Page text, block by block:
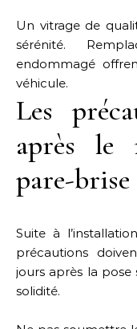
Un vitrage de
sérénité.
endommagé
véhicule.
Les
après le
pare-brise
Suite à
précautions
jours après la
solidité.